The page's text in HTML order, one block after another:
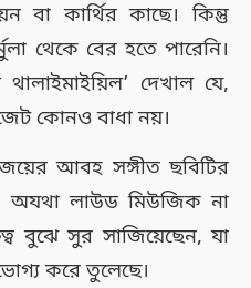
বা কার্থির কাছে। কিন্তু
থেকে বের হতে পারেনি।
থালাইমাইয়িল’ দেখাল যে,
কোনও বাধা নয়।
আবহ সঙ্গীত ছবিটির
অযথা লাউড মিউজিক না
বুঝে সুর সাজিয়েছেন, যা
করে তুলেছে।